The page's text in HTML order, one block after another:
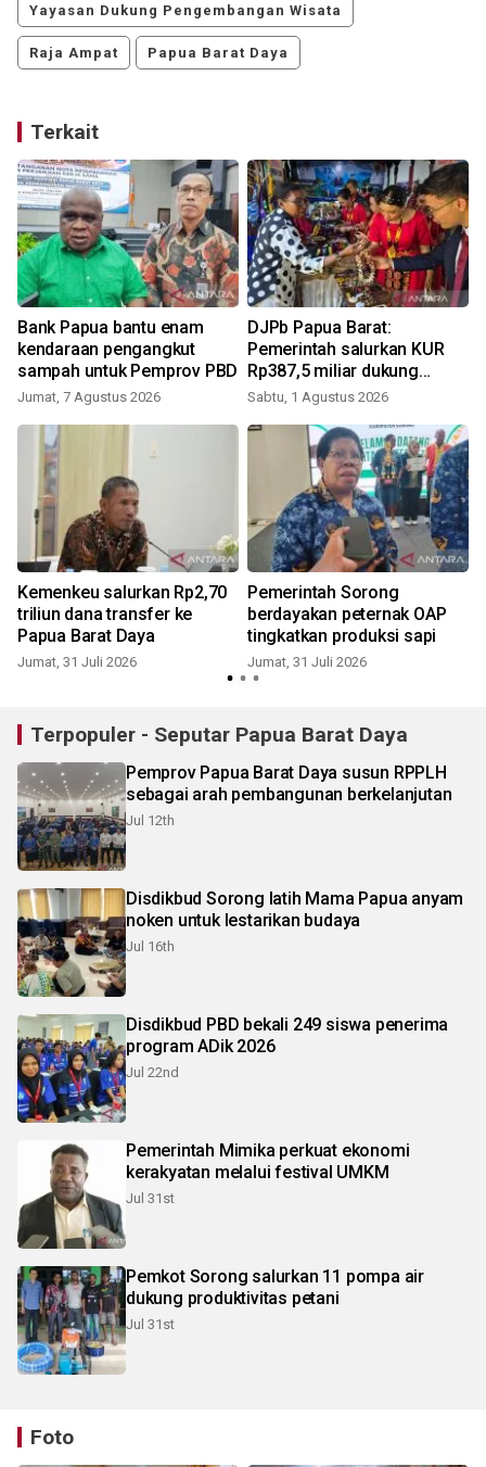
Yayasan Dukung Pengembangan Wisata
Raja Ampat Papua Barat Daya
Terkait
Bank Papua bantu enam
kendaraan pengangkut
sampah untuk Pemprov PBD
Jumat, 7 Agustus 2026
DJPb Papua Barat:
Pemerintah salurkan KUR
Rp387,5 miliar dukung
pembiayaan UMKM
Sabtu, 1 Agustus 2026
Kemenkeu salurkan Rp2,70
triliun dana transfer ke
Papua Barat Daya
Jumat, 31 Juli 2026
Pemerintah Sorong
berdayakan peternak OAP
tingkatkan produksi sapi
Jumat, 31 Juli 2026
Terpopuler - Seputar Papua Barat Daya
Pemprov Papua Barat Daya susun RPPLH
sebagai arah pembangunan berkelanjutan
Jul 12th
Disdikbud Sorong latih Mama Papua anyam
noken untuk lestarikan budaya
Jul 16th
Disdikbud PBD bekali 249 siswa penerima
program ADik 2026
Jul 22nd
Pemerintah Mimika perkuat ekonomi
kerakyatan melalui festival UMKM
Jul 31st
Pemkot Sorong salurkan 11 pompa air
dukung produktivitas petani
Jul 31st
Foto